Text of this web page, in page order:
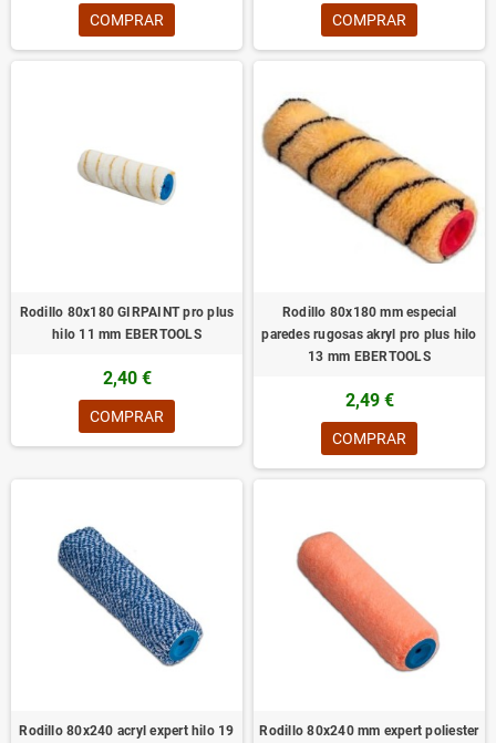
COMPRAR COMPRAR
Rodillo 80x180 GIRPAINT pro plus
hilo 11 mm EBERTOOLS
2,40 €
COMPRAR
Rodillo 80x180 mm especial
paredes rugosas akryl pro plus hilo
13 mm EBERTOOLS
2,49 €
COMPRAR
Rodillo 80x240 acryl expert hilo 19
Rodillo 80x240 mm expert poliester